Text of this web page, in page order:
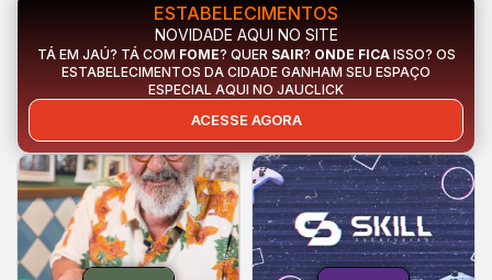
ESTABELECIMENTOS
NOVIDADE AQUI NO SITE
TÁ EM JAÚ? TÁ COM FOME? QUER SAIR? ONDE FICAISSO? OS
ESTABELECIMENTOS DA CIDADE GANHAM SEU ESPAÇO
ESPECIAL AQUI NO JAUCLICK
ACESSE AGORA